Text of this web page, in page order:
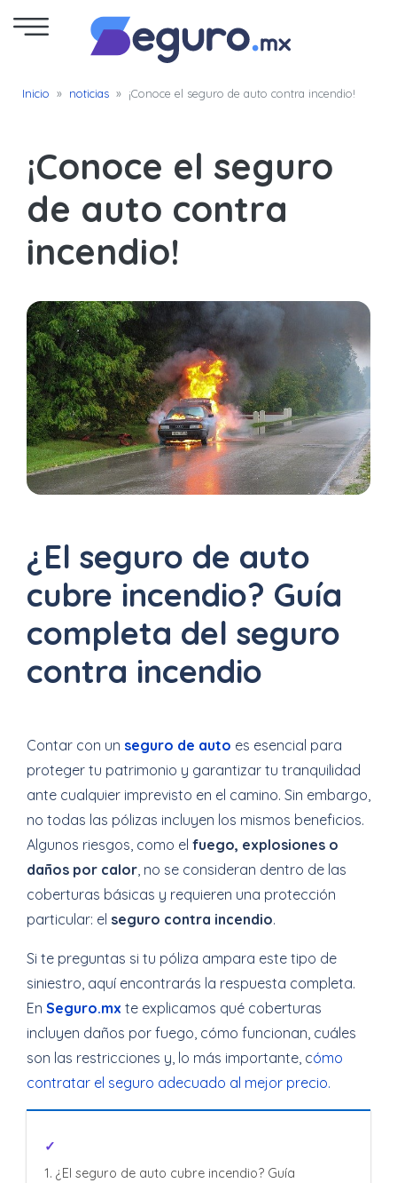
Seguro
Autos
Seguro
para
Motos
Cotizar
Seguro
para
Uber
–
Chofer
Seguro
de
Médicos
Mayores
Inicio » noticias » ¡Conoce el seguro de auto contra incendio!
¡Conoce el seguro
de auto contra
incendio!
¿El seguro de auto
cubre incendio? Guía
completa del seguro
contra incendio
Contar con un seguro de auto es esencial para
proteger tu patrimonio y garantizar tu tranquilidad
ante cualquier imprevisto en el camino. Sin embargo,
no todas las pólizas incluyen los mismos beneficios.
Algunos riesgos, como el fuego, explosiones o
daños por calor, no se consideran dentro de las
coberturas básicas y requieren una protección
particular: el seguro contra incendio.
Si te preguntas si tu póliza ampara este tipo de
siniestro, aquí encontrarás la respuesta completa.
En Seguro.mx te explicamos qué coberturas
incluyen daños por fuego, cómo funcionan, cuáles
son las restricciones y, lo más importante, cómo
contratar el seguro adecuado al mejor precio.
¿El seguro de auto cubre incendio? Guía